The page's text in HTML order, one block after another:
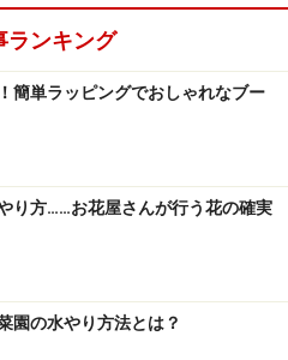
ランキング
簡単ラッピングでおしゃれなブー
り方……お花屋さんが行う花の確実
園の水やり方法とは？